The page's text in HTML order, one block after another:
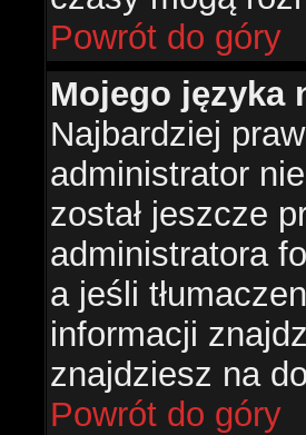
Powrót do góry
Mojego języka
Najbardziej
administrator
został jeszcze
administratora
a jeśli
informacji
znajdziesz na
Powrót do góry